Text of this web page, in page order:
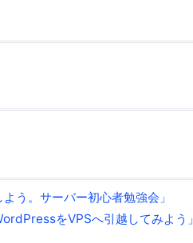
う。サーバー初心者勉強会」
をVPSへ引越してみよう」